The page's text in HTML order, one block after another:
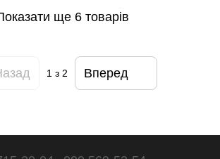
ще 6 товарів
1 з 2 Вперед